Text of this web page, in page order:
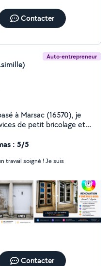
Contacter
Auto-entrepreneur
à Marsac (16570), je
de petit bricolage et
intérieure et
portes, fenêtres,
en état avant/après,
entretien général de
soignés chez particuliers,
un travail propre,
pour petits travaux,
esthétique et entretien
: 5/5
travail soigné ! Je suis
Contacter